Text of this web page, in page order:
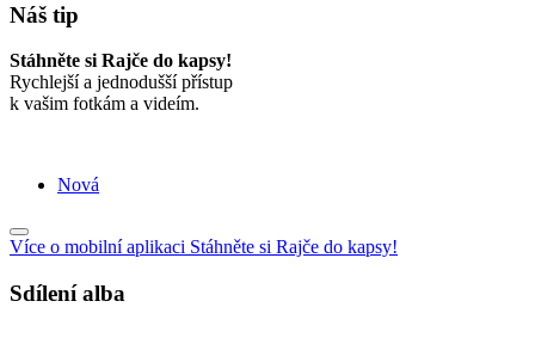
Náš tip
Stáhněte si Rajče do kapsy!
Rychlejší a jednodušší přístup
k vašim fotkám a videím.
Nová
Více o mobilní aplikaci Stáhněte si Rajče do kapsy!
Sdílení alba